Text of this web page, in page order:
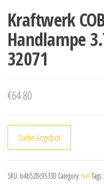
Kraftwerk
Handlampe
32071
€64.80
Siehe Angebot
SKU: b4b528c95330 Category: null Tags: